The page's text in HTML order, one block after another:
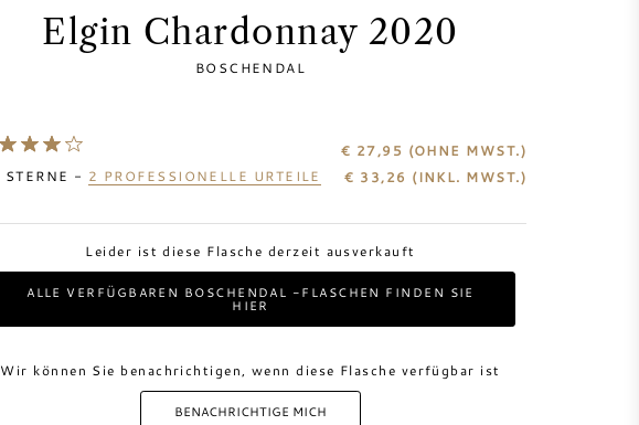
Elgin Chardonnay 2020
BOSCHENDAL
STERNE - 2 PROFESSIONELLE URTEILE
€ 27,95 (OHNE MWST.)
€ 33,26 (INKL. MWST.)
Leider ist diese Flasche derzeit ausverkauft
ALLE VERFÜGBAREN BOSCHENDAL -FLASCHEN FINDEN SIE
HIER
Wir können Sie benachrichtigen, wenn diese Flasche verfügbar ist
BENACHRICHTIGE MICH